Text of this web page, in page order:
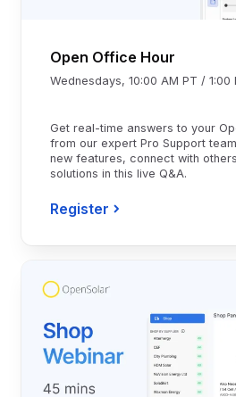
Open Office Hour
Wednesdays, 10:00 AM PT / 1:00
Get real-time answers to your
from our expert Pro Support
new features, connect with
solutions in this live Q&A.
Register